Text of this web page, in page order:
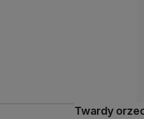
Twardy